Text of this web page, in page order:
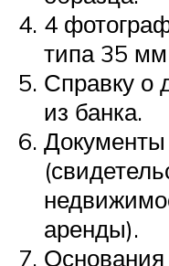
4
типа 35
Справку о
из банка.
аренды).